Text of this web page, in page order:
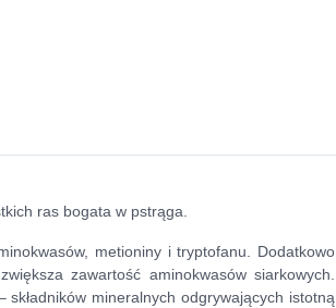
ras bogata w pstrąga.
metioniny i tryptofanu. Dodatkowo
zawartość aminokwasów siarkowych.
mineralnych odgrywających istotną